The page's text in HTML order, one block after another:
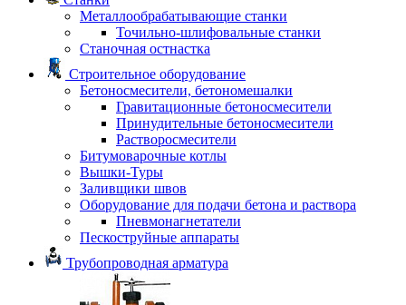
Металлообрабатывающие станки
Точильно-шлифовальные станки
Станочная остнастка
Строительное оборудование
Бетоносмесители, бетономешалки
Гравитационные бетоносмесители
Принудительные бетоносмесители
Растворосмесители
Битумоварочные котлы
Вышки-Туры
Заливщики швов
Оборудование для подачи бетона и раствора
Пневмонагнетатели
Пескоструйные аппараты
Трубопроводная арматура